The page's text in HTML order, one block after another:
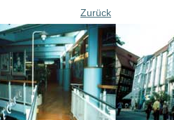
Zurück